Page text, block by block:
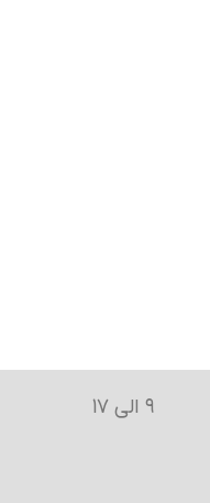
۹ الی ۱۷